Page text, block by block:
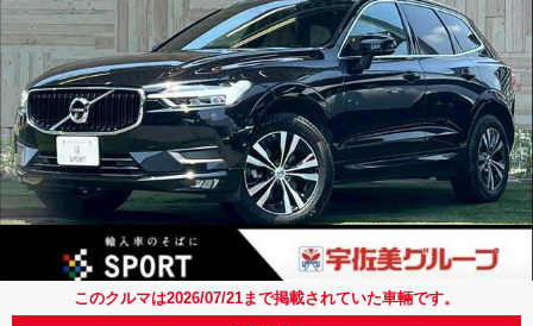
このクルマは2026/07/21まで掲載されていた車輛です。